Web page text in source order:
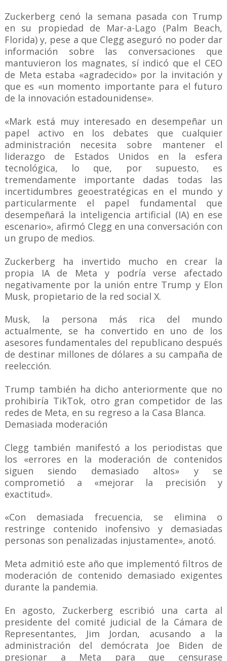
Zuckerberg cenó la semana pasada con Trump
en su propiedad de Mar-a-Lago (Palm Beach,
Florida) y, pese a que Clegg aseguró no poder dar
información sobre las conversaciones que
mantuvieron los magnates, sí indicó que el CEO
de Meta estaba «agradecido» por la invitación y
que es «un momento importante para el futuro
de la innovación estadounidense».
«Mark está muy interesado en desempeñar un
papel activo en los debates que cualquier
administración necesita sobre mantener el
liderazgo de Estados Unidos en la esfera
tecnológica, lo que, por supuesto, es
tremendamente importante dadas todas las
incertidumbres geoestratégicas en el mundo y
particularmente el papel fundamental que
desempeñará la inteligencia artificial (IA) en ese
escenario», afirmó Clegg en una conversación con
un grupo de medios.
Zuckerberg ha invertido mucho en crear la
propia IA de Meta y podría verse afectado
negativamente por la unión entre Trump y Elon
Musk, propietario de la red social X.
Musk, la persona más rica del mundo
actualmente, se ha convertido en uno de los
asesores fundamentales del republicano después
de destinar millones de dólares a su campaña de
reelección.
Trump también ha dicho anteriormente que no
prohibiría TikTok, otro gran competidor de las
redes de Meta, en su regreso a la Casa Blanca.
Demasiada moderación
Clegg también manifestó a los periodistas que
los «errores en la moderación de contenidos
siguen siendo demasiado altos» y se
comprometió a «mejorar la precisión y
exactitud».
«Con demasiada frecuencia, se elimina o
restringe contenido inofensivo y demasiadas
personas son penalizadas injustamente», anotó.
Meta admitió este año que implementó filtros de
moderación de contenido demasiado exigentes
durante la pandemia.
En agosto, Zuckerberg escribió una carta al
presidente del comité judicial de la Cámara de
Representantes, Jim Jordan, acusando a la
administración del demócrata Joe Biden de
presionar a Meta para que censurase